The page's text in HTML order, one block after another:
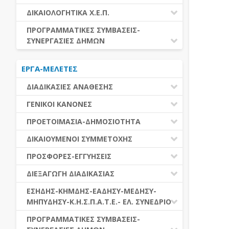
ΕΚΤΕΛΕΣΗ ΥΠΗΡΕΣΙΩΝ
ΕΚΤΕΛΕΣΗ ΠΡΟΜΗΘΕΙΩΝ
ΕΑΑΔΗΣΥ
ΕΑΔΗΣΥ
ΕΛ.ΣΥΝΕΔΡΙΟ
ΕΣΗΔΗΣ
ΔΙΚΑΙΟΛΟΓΗΤΙΚΑ Χ.Ε.Π.
ΔΙΚΑΙΟΛΟΓΗΤΙΚΑ Χ.Ε.Π.
ΠΡΟΓΡΑΜΜΑΤΙΚΕΣ ΣΥΜΒΑΣΕΙΣ-
ΣΥΝΕΡΓΑΣΙΕΣ ΔΗΜΩΝ
ΔΙΕΘΝΕΣ ΚΑΙ ΕΥΡΩΠΑΙΚΟ ΕΠΙΠΕΔΟ
ΠΡΟΓΡΑΜΜΑΤΙΚΕΣ ΣΥΜΒΑΣΕΙΣ
ΕΡΓΑ-ΜΕΛΕΤΕΣ
ΔΙΑΔΙΚΑΣΙΕΣ ΑΝΑΘΕΣΗΣ
ΔΙΑΔΙΚΑΣΙΕΣ ΑΝΑΘΕΣΗΣ
ΣΥΓΚΕΝΤΡΩΤΙΚΕΣ ΔΙΑΔΙΚΑΣΙΕΣ
ΑΝΑΘΕΣΗΣ
ΠΙΝΑΚΕΣ ΔΗΜΟΣΝΕΤ
ΓΕΝΙΚΟΙ ΚΑΝΟΝΕΣ
ΠΕΔΙΟ ΕΦΑΡΜΟΓΗΣ-ΕΝΑΡΞΗ ΙΣΧΥΟΣ
ΗΛΕΚΤΡΟΝΙΚΑ ΜΕΣΑ
ΓΕΝΙΚΕΣ ΑΡΧΕΣ ΚΑΙ ΚΑΝΟΝΕΣ
ΑΞΙΑ ΣΥΜΒΑΣΗΣ
ΕΙΔΗ ΣΥΜΒΑΣΕΩΝ
ΔΙΑΦΟΡΑ
ΠΡΟΕΤΟΙΜΑΣΙΑ-ΔΗΜΟΣΙΟΤΗΤΑ
ΓΝΩΜΟΔΟΤΙΚΑ ΟΡΓΑΝΑ-ΕΠΙΤΡΟΠΕΣ
ΠΡΟΕΤΟΙΜΑΣΙΑ
ΕΓΓΡΑΦΑ ΤΗΣ ΣΥΜΒΑΣΗΣ
ΔΗΜΟΣΙΕΥΣΕΙΣ
ΕΝΑΡΞΗ-ΠΡΟΘΕΣΜΙΕΣ
ΔΙΚΑΙΟΥΜΕΝΟΙ ΣΥΜΜΕΤΟΧΗΣ
ΔΙΚΑΙΟΥΜΕΝΟΙ ΣΥΜΜΕΤΟΧΗΣ
ΚΡΙΤΗΡΙΑ ΕΠΙΛΟΓΗΣ
ΛΟΓΟΙ ΑΠΟΚΛΕΙΣΜΟΥ
ΔΙΚΑΙΟΛΟΓΗΤΙΚΑ ΛΟΓΩΝ
ΑΠΟΚΛΕΙΣΜΟΥ & ΚΡΙΤΗΡΙΩΝ
ΕΠΙΛΟΓΗΣ
ΕΕΕΣ
ΠΡΟΣΦΟΡΕΣ-ΕΓΓΥΗΣΕΙΣ
ΕΓΓΥΗΣΕΙΣ
ΠΡΟΣΦΟΡΕΣ
ΔΙΕΞΑΓΩΓΗ ΔΙΑΔΙΚΑΣΙΑΣ
ΑΞΙΟΛΟΓΗΣΗ ΚΑΙ ΑΝΑΘΕΣΗ
ΑΠΟΤΕΛΕΣΜΑ ΔΙΑΔΙΚΑΣΙΑΣ
ΠΡΟΣΦΥΓΕΣ-ΕΝΣΤΑΣΕΙΣ
ΕΣΗΔΗΣ-ΚΗΜΔΗΣ-ΕΑΔΗΣΥ-ΜΕΔΗΣΥ-
ΜΗΠΥΔΗΣΥ-Κ.Η.Σ.Π.Α.Τ.Ε.- ΕΛ. ΣΥΝΕΔΡΙΟ
ΕΑΑΔΗΣΥ
ΠΡΟΓΡΑΜΜΑΤΙΚΕΣ ΣΥΜΒΑΣΕΙΣ-